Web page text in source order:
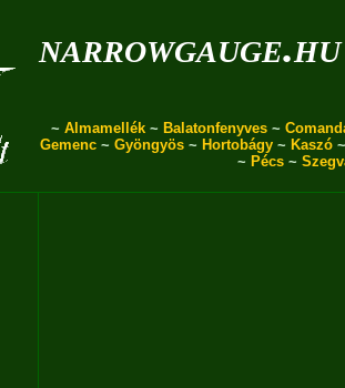
narrowgauge.hu
~ Almamellék ~ Balatonfenyves ~
Gemenc ~ Gyöngyös ~ Hortobágy ~ Kaszó
~ Pécs ~